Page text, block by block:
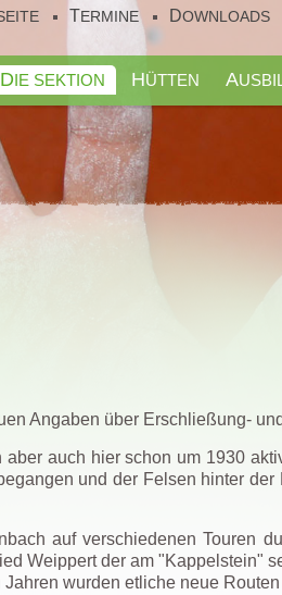
TERMINE DOWNLOADS
DIE SEKTION HÜTTEN
Angaben über Erschließung-
auch hier schon um 1930
und der Felsen hinter
auf verschiedenen Touren
Weippert der am "Kappelstein"
wurden etliche neue